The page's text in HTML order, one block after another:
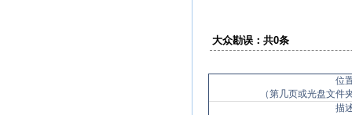
大众勘误：共0条
位
（第几页或光盘文件
描